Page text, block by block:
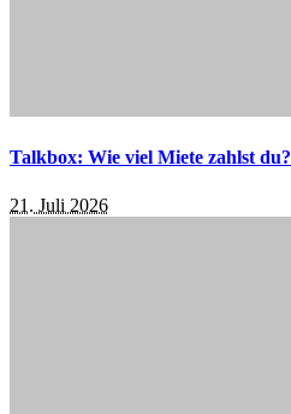
Talkbox: Wie viel Miete zahlst du?
21. Juli 2026